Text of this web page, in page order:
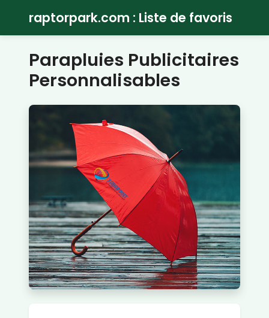
raptorpark.com : Liste de favoris
Parapluies Publicitaires
Personnalisables